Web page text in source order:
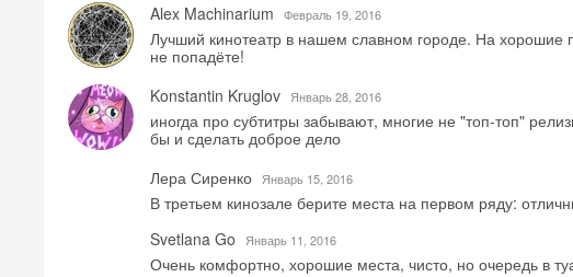
Alex Machinarium
Февраль 19, 2016
Лучший кинотеатр в нашем славном городе. На хорошие
не попадёте!
Konstantin Kruglov
Январь 28, 2016
иногда про субтитры забывают, многие не "топ-топ"
бы и сделать доброе дело
Лера Сиренко
Январь 15, 2016
В третьем кинозале берите места на первом ряду:
Svetlana Go
Январь 11, 2016
Очень комфортно, хорошие места, чисто, но очередь в